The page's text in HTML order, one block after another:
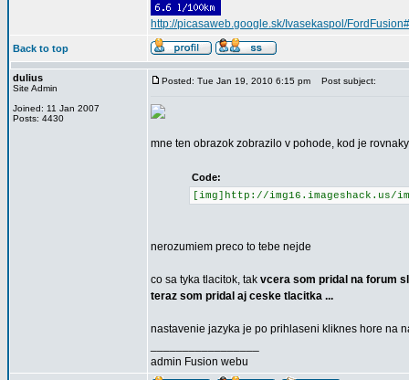
http://picasaweb.google.sk/Ivasekaspol/FordFusion#
Back to top
dulius
Site Admin
Joined: 11 Jan 2007
Posts: 4430
Posted: Tue Jan 19, 2010 6:15 pm Post subject:
mne ten obrazok zobrazilo v pohode, kod je
Code:
[img]http://img16.imageshack.us/
nerozumiem preco to tebe nejde
co sa tyka tlacitok, tak vcera som pridal na forum
teraz som pridal aj ceske tlacitka ...
nastavenie jazyka je po prihlaseni kliknes hore na
admin Fusion webu